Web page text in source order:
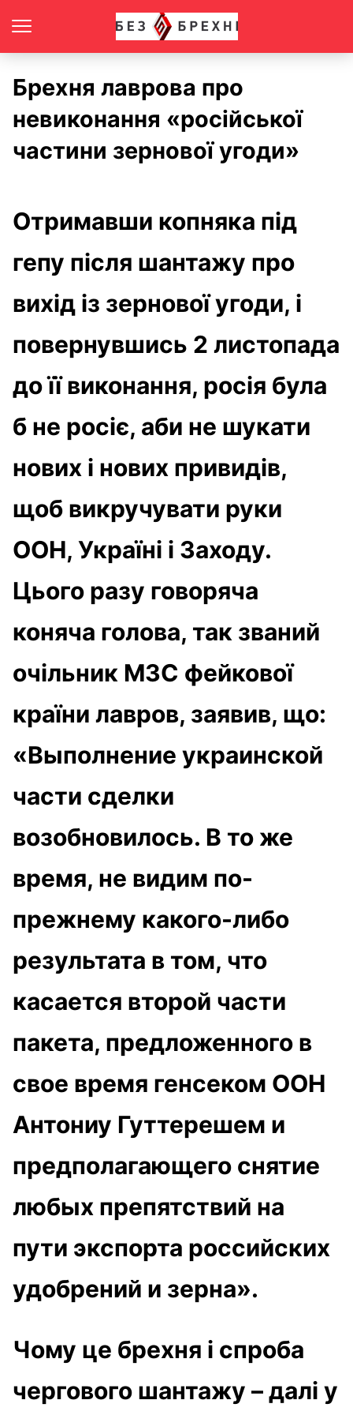
Брехня лаврова про
невиконання «російської
частини зернової угоди»
Отримавши копняка під
гепу після шантажу про
вихід із зернової угоди, і
повернувшись 2 листопада
до її виконання, росія була
б не росіє, аби не шукати
нових і нових привидів,
щоб викручувати руки
ООН, Україні і Заходу.
Цього разу говоряча
коняча голова, так званий
очільник МЗС фейкової
країни лавров, заявив, що:
«Выполнение украинской
части сделки
возобновилось. В то же
время, не видим по-
прежнему какого-либо
результата в том, что
касается второй части
пакета, предложенного в
свое время генсеком ООН
Антониу Гуттерешем и
предполагающего снятие
любых препятствий на
пути экспорта российских
удобрений и зерна».
Чому це брехня і спроба
чергового шантажу – далі у